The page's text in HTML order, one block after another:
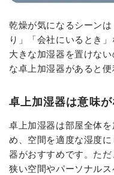
乾燥が気になるシーン
り」「会社にいるとき
大きな加湿器を置けな
な卓上加湿器があると便
卓上加湿器は意味が
卓上加湿器は部屋全体
め、空間を適度な湿度
器がおすすめです。た
狭い空間やパーソナル